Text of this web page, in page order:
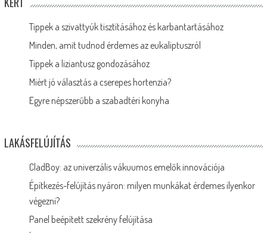
Tippek a szivattyúk tisztításához és karbantartásához
Minden, amit tudnod érdemes az eukaliptuszról
Tippek a liziantusz gondozásához
Miért jó választás a cserepes hortenzia?
Egyre népszerűbb a szabadtéri konyha
LAKÁSFELÚJÍTÁS
CladBoy: az univerzális vákuumos emelők innovációja
Építkezés-felújítás nyáron: milyen munkákat érdemes ilyenkor
végezni?
Panel beépített szekrény felújítása